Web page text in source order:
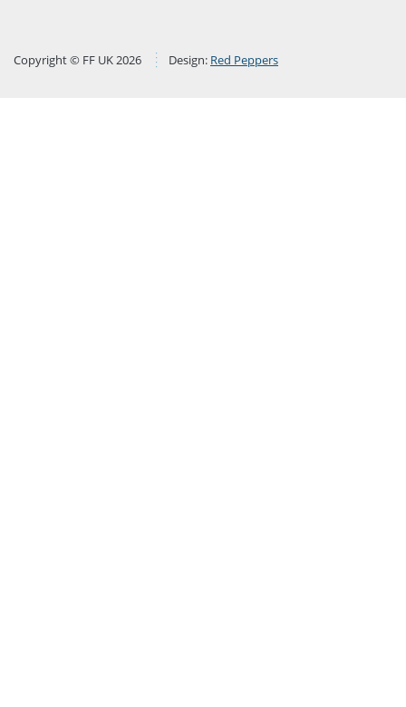
Copyright © FF UK 2026 Design: Red Peppers